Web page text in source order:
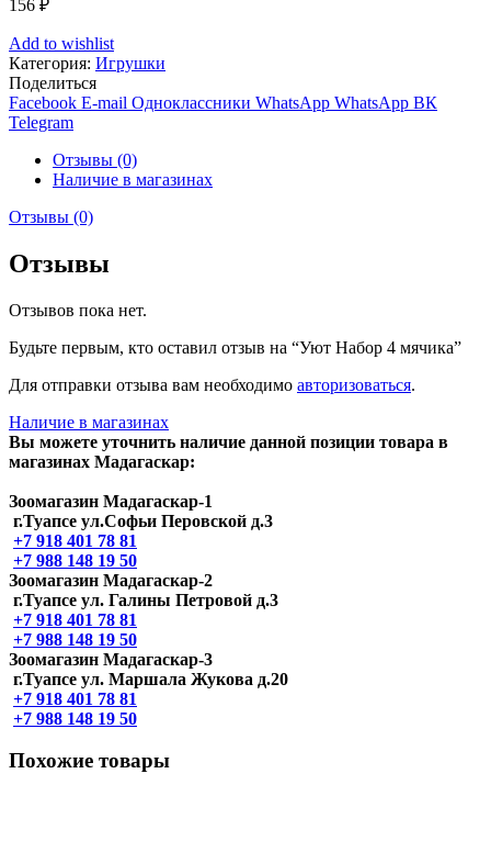
156 ₽
Add to wishlist
Категория: Игрушки
Поделиться
Facebook E-mail Одноклассники WhatsApp WhatsApp ВК
Telegram
Отзывы (0)
Наличие в магазинах
Отзывы (0)
Отзывы
Отзывов пока нет.
Будьте первым, кто оставил отзыв на “Уют Набор 4 мячика”
Для отправки отзыва вам необходимо авторизоваться.
Наличие в магазинах
Вы можете уточнить наличие данной позиции товара в
магазинах Мадагаскар:
Зоомагазин Мадагаскар-1
г.Туапсе ул.Софьи Перовской д.3
+7 918 401 78 81
+7 988 148 19 50
Зоомагазин Мадагаскар-2
г.Туапсе ул. Галины Петровой д.3
+7 918 401 78 81
+7 988 148 19 50
Зоомагазин Мадагаскар-3
г.Туапсе ул. Маршала Жукова д.20
+7 918 401 78 81
+7 988 148 19 50
Похожие товары